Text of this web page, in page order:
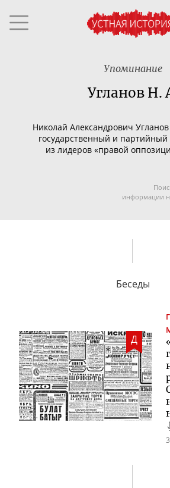
Упоминание
Угланов Н.
Николай Александрович
государственный и партийный
из лидеров «правой
информации
Беседы
Д